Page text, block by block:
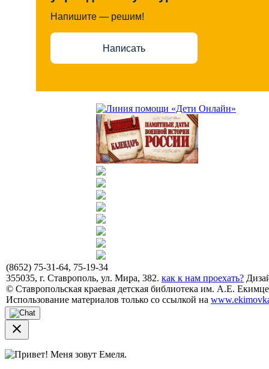
Напишите — решим!
Написать
(8652) 75-31-64, 75-19-34
355035, г. Ставрополь, ул. Мира, 382. как к нам проехать?
© Ставропольская краевая детская библиотека им. А.Е.
Использование материалов только со ссылкой на
close
Привет! Меня зовут Емеля.